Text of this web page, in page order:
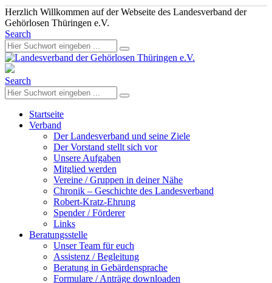
Herzlich Willkommen auf der Webseite des Landesverband der
Gehörlosen Thüringen e.V.
Search
Search
Startseite
Verband
Der Landesverband und seine Ziele
Der Vorstand stellt sich vor
Unsere Aufgaben
Mitglied werden
Vereine / Gruppen in deiner Nähe
Chronik – Geschichte des Landesverband
Robert-Kratz-Ehrung
Spender / Förderer
Links
Beratungsstelle
Unser Team für euch
Assistenz / Begleitung
Beratung in Gebärdensprache
Formulare / Anträge downloaden